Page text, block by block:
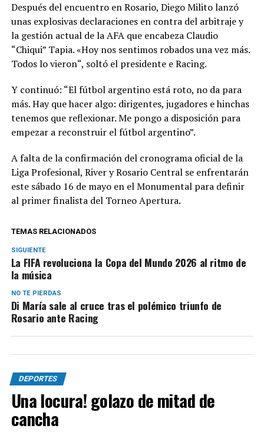
Después del encuentro en Rosario, Diego Milito lanzó
unas explosivas declaraciones en contra del arbitraje y
la gestión actual de la AFA que encabeza Claudio
“Chiqui” Tapia. «Hoy nos sentimos robados una vez más.
Todos lo vieron“, soltó el presidente e Racing.
Y continuó: “El fútbol argentino está roto, no da para
más. Hay que hacer algo: dirigentes, jugadores e hinchas
tenemos que reflexionar. Me pongo a disposición para
empezar a reconstruir el fútbol argentino”.
A falta de la confirmación del cronograma oficial de la
Liga Profesional, River y Rosario Central se enfrentarán
este sábado 16 de mayo en el Monumental para definir
al primer finalista del Torneo Apertura.
TEMAS RELACIONADOS
SIGUIENTE
La FIFA revoluciona la Copa del Mundo 2026 al ritmo de
la música
NO TE PIERDAS
Di María sale al cruce tras el polémico triunfo de
Rosario ante Racing
DEPORTES
Una locura! golazo de mitad de
cancha